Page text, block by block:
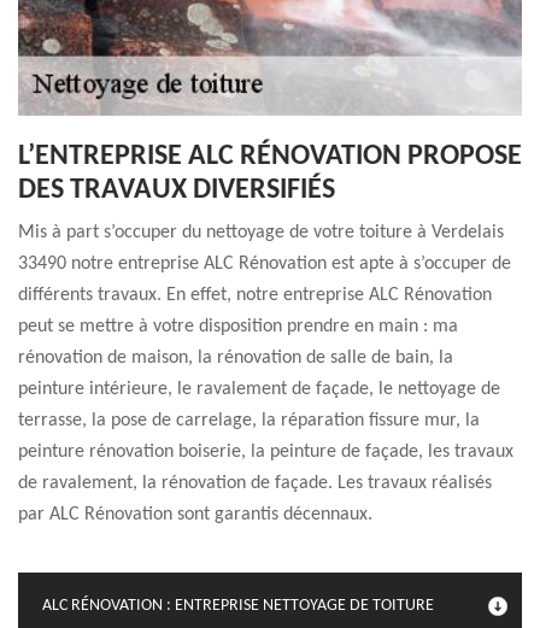
L’ENTREPRISE ALC RÉNOVATION PROPOSE
DES TRAVAUX DIVERSIFIÉS
Mis à part s’occuper du nettoyage de votre toiture à Verdelais
33490 notre entreprise ALC Rénovation est apte à s’occuper de
différents travaux. En effet, notre entreprise ALC Rénovation
peut se mettre à votre disposition prendre en main : ma
rénovation de maison, la rénovation de salle de bain, la
peinture intérieure, le ravalement de façade, le nettoyage de
terrasse, la pose de carrelage, la réparation fissure mur, la
peinture rénovation boiserie, la peinture de façade, les travaux
de ravalement, la rénovation de façade. Les travaux réalisés
par ALC Rénovation sont garantis décennaux.
ALC RÉNOVATION : ENTREPRISE NETTOYAGE DE TOITURE